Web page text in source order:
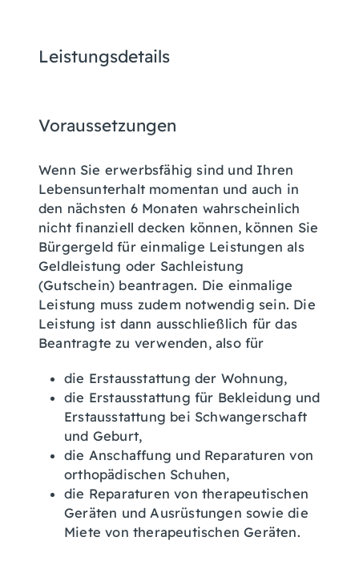
Leistungsdetails
Voraussetzungen
Wenn Sie erwerbsfähig sind und Ihren
Lebensunterhalt momentan und auch in
den nächsten 6 Monaten wahrscheinlich
nicht finanziell decken können, können Sie
Bürgergeld für einmalige Leistungen als
Geldleistung oder Sachleistung
(Gutschein) beantragen. Die einmalige
Leistung muss zudem notwendig sein. Die
Leistung ist dann ausschließlich für das
Beantragte zu verwenden, also für
die Erstausstattung der Wohnung,
die Erstausstattung für Bekleidung und
Erstausstattung bei Schwangerschaft
und Geburt,
die Anschaffung und Reparaturen von
orthopädischen Schuhen,
die Reparaturen von therapeutischen
Geräten und Ausrüstungen sowie die
Miete von therapeutischen Geräten.